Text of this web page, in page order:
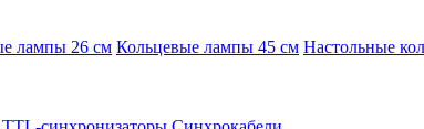
лампы 26 см Кольцевые лампы 45 см Настольные